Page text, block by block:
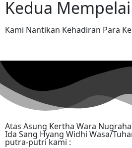
Kedua Mempelai
Kami Nantikan Kehadiran Para
Atas Asung Kertha Wara Nugraha
Ida Sang Hyang Widhi Wasa/
putra-putri kami :